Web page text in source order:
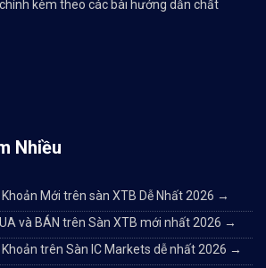
kèm theo các bài hướng dẫn chất
Nhiều
Mới trên sàn XTB Dễ Nhất 2026 →
và BÁN trên Sàn XTB mới nhất 2026 →
trên Sàn IC Markets dễ nhất 2026 →